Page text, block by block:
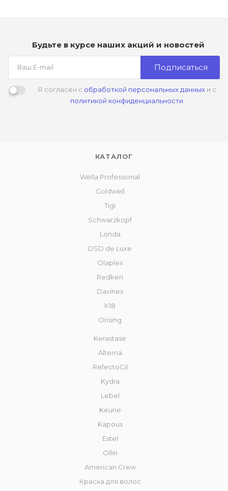
Будьте в курсе наших акций и новостей
Подписаться
Я согласен с обработкой персональных данныхи с
политикой конфиденциальности
КАТАЛОГ
Wella Professional
Goldwell
Tigi
Schwarzkopf
Londa
DSD de Luxe
Olaplex
Redken
Davines
К18
Orising
Kerastase
Alterna
RefectoCil
Kydra
Lebel
Keune
Kapous
Estel
Ollin
American Crew
Краска для волос